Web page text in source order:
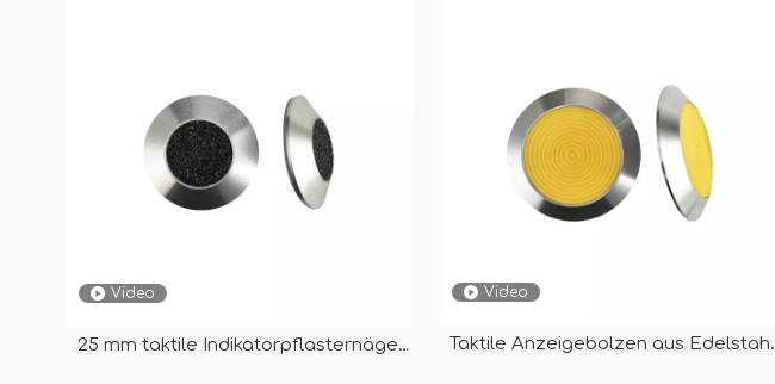
Video
25 mm taktile Indikatorpflasternägel
Video
Taktile Anzeigebolzen aus Edelstahl